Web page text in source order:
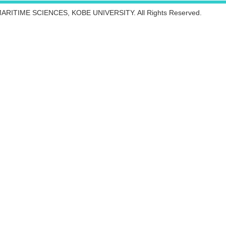
SCIENCES, KOBE UNIVERSITY. All Rights Reserved.